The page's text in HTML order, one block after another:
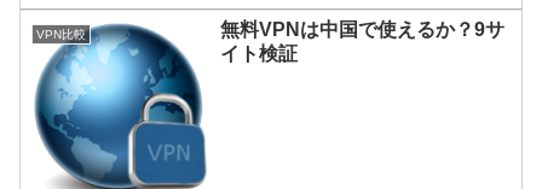
VPN比較
無料VPNは中国で使えるか？9サ
イト検証